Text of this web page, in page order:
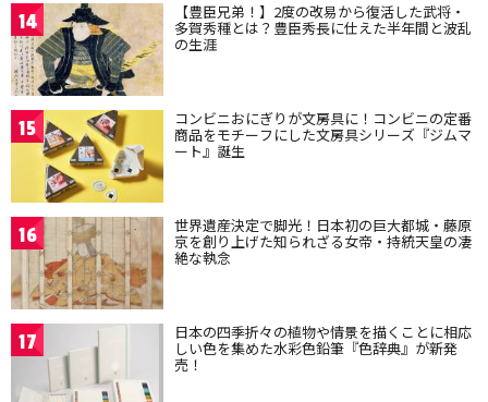
14 【豊臣兄弟！】2度の改易から復活した武将・
多賀秀種とは？豊臣秀長に仕えた半年間と波乱
の生涯
15 コンビニおにぎりが文房具に！コンビニの定番
商品をモチーフにした文房具シリーズ『ジムマ
ート』誕生
16 世界遺産決定で脚光！日本初の巨大都城・藤原
京を創り上げた知られざる女帝・持統天皇の凄
絶な執念
17 日本の四季折々の植物や情景を描くことに相応
しい色を集めた水彩色鉛筆『色辞典』が新発
売！